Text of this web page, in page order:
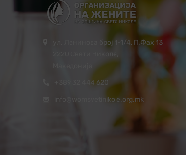
ул. Ленинова број 1-1/4, П.Фах 13
+389 32 444 620
info@womsvetinikole.org.mk